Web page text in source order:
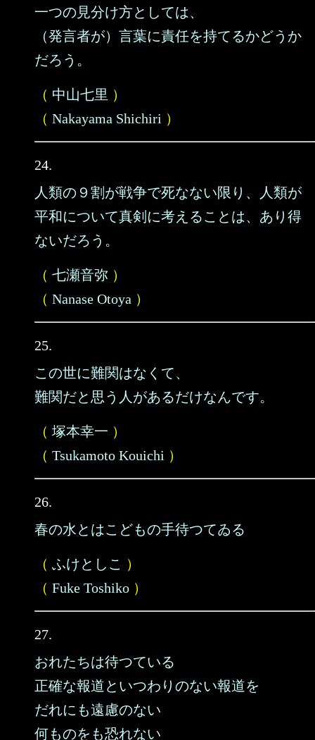
一つの見分け方としては、
（発言者が）言葉に責任を持てるかどうか
だろう。
（ 中山七里 ）
（ Nakayama Shichiri ）
24.
人類の９割が戦争で死なない限り、人類が
平和について真剣に考えることは、あり得
ないだろう。
（ 七瀬音弥 ）
（ Nanase Otoya ）
25.
この世に難関はなくて、
難関だと思う人があるだけなんです。
（ 塚本幸一 ）
（ Tsukamoto Kouichi ）
26.
春の水とはこどもの手待つてゐる
（ ふけとしこ ）
（ Fuke Toshiko ）
27.
おれたちは待つている
正確な報道といつわりのない報道を
だれにも遠慮のない
何ものをも恐れない